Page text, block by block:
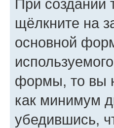
При создании
щёлкните на
основной
формы, то вы
как минимум
убедившись,